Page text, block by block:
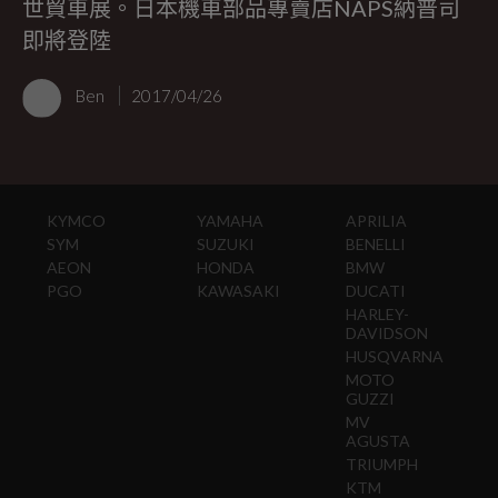
世貿車展。日本機車部品專賣店NAPS納普司
即將登陸
Ben 2017/04/26
KYMCO
SYM
AEON
PGO
YAMAHA
SUZUKI
HONDA
KAWASAKI
APRILIA
BENELLI
BMW
DUCATI
HARLEY-
DAVIDSON
HUSQVARNA
MOTO
GUZZI
MV
AGUSTA
TRIUMPH
KTM